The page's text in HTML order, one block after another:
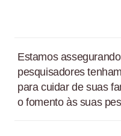
Estamos
pesquisadores
para cuidar de suas
o fomento às suas